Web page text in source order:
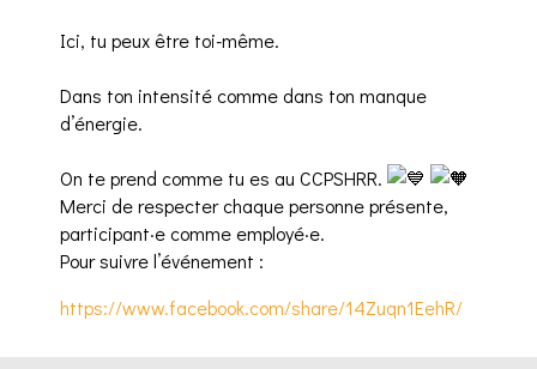
Ici, tu peux être toi-même.
Dans ton intensité comme dans ton manque
d’énergie.
On te prend comme tu es au CCPSHRR.
Merci de respecter chaque personne présente,
participant·e comme employé·e.
Pour suivre l’événement :
https://www.facebook.com/share/14Zuqn1EehR/